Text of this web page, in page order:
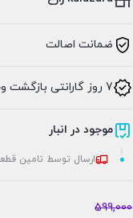
ضمانت اصالت
7 روز گارانتی بازگشت وجه
موجود در انبار
ارسال توسط تامین
599,000